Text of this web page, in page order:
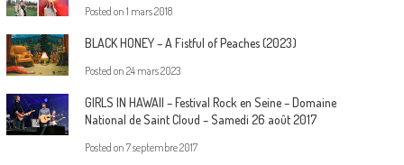
Posted on 1 mars 2018
BLACK HONEY – A Fistful of Peaches (2023)
Posted on 24 mars 2023
GIRLS IN HAWAII – Festival Rock en Seine – Domaine
National de Saint Cloud – Samedi 26 août 2017
Posted on 7 septembre 2017